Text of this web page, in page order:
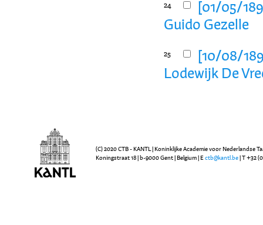
24
[01/05/
Guido Gezelle
25
[10/08/
Lodewijk De
(C) 2020 CTB - KANTL | Koninklijke Academie voor Nederlandse
Koningstraat 18 | b-9000 Gent | Belgium | E ctb@kantl.be | T +32